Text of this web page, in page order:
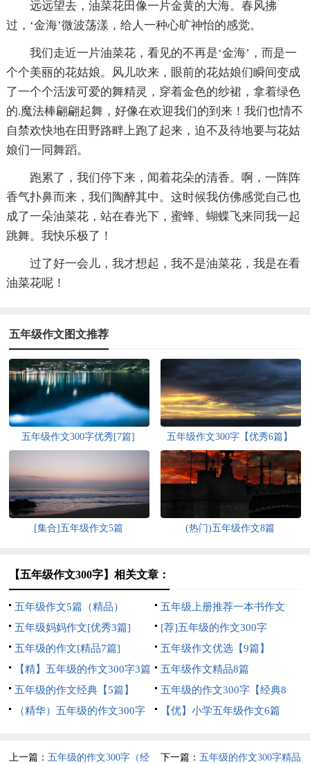
远远望去，油菜花田像一片金黄的大海。春风拂
过，‘金海’微波荡漾，给人一种心旷神怡的感觉。
我们走近一片油菜花，看见的不再是‘金海’，而是一
个个美丽的花姑娘。风儿吹来，眼前的花姑娘们瞬间变成
了一个个活泼可爱的舞精灵，穿着金色的纱裙，拿着绿色
的.魔法棒翩翩起舞，好像在欢迎我们的到来！我们也情不
自禁欢快地在田野路畔上跑了起来，迫不及待地要与花姑
娘们一同舞蹈。
跑累了，我们停下来，闻着花朵的清香。啊，一阵阵
香气扑鼻而来，我们陶醉其中。这时候我仿佛感觉自己也
成了一朵油菜花，站在春光下，蜜蜂、蝴蝶飞来同我一起
跳舞。我快乐极了！
过了好一会儿，我才想起，我不是油菜花，我是在看
油菜花呢！
五年级作文图文推荐
五年级作文300字优秀[7篇] 五年级作文300字【优秀6篇】
[集合]五年级作文5篇 (热门)五年级作文8篇
【五年级作文300字】相关文章：
五年级作文5篇（精品）
五年级上册推荐一本书作文
五年级妈妈作文[优秀3篇]
[荐]五年级的作文300字
五年级的作文[精品7篇]
五年级作文优选【9篇】
【精】五年级的作文300字3篇
五年级作文精品8篇
五年级的作文经典【5篇】
五年级的作文300字【经典8
篇】
（精华）五年级的作文300字 【优】小学五年级作文6篇
上一篇：五年级的作文300字（经 下一篇： 五年级的作文300字精品